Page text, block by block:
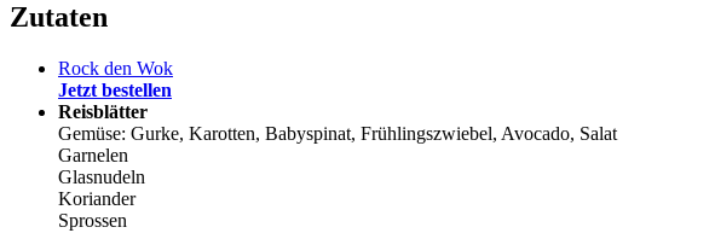
Zutaten
Rock den Wok
Jetzt bestellen
Reisblätter
Gemüse: Gurke, Karotten, Babyspinat, Frühlingszwiebel, Avocado, Salat
Garnelen
Glasnudeln
Koriander
Sprossen